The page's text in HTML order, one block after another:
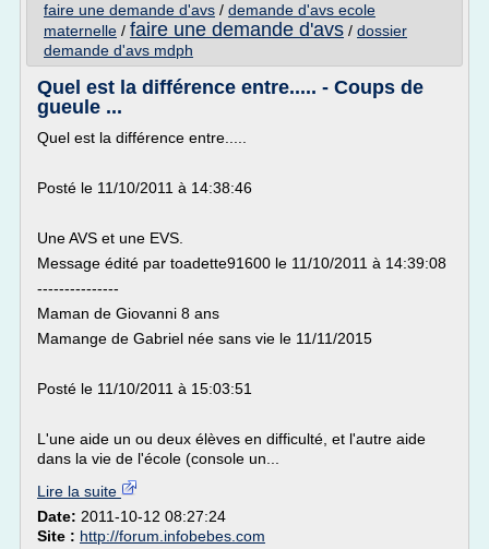
faire une demande d'avs / demande d'avs ecole
maternelle / faire une demande d'avs / dossier
demande d'avs mdph
Quel est la différence entre..... - Coups de
gueule ...
Quel est la différence entre.....
Posté le 11/10/2011 à 14:38:46
Une AVS et une EVS.
Message édité par toadette91600 le 11/10/2011 à 14:39:08
---------------
Maman de Giovanni 8 ans
Mamange de Gabriel née sans vie le 11/11/2015
Posté le 11/10/2011 à 15:03:51
L'une aide un ou deux élèves en difficulté, et l'autre aide
dans la vie de l'école (console un...
Lire la suite
Date: 2011-10-12 08:27:24
Site : http://forum.infobebes.com